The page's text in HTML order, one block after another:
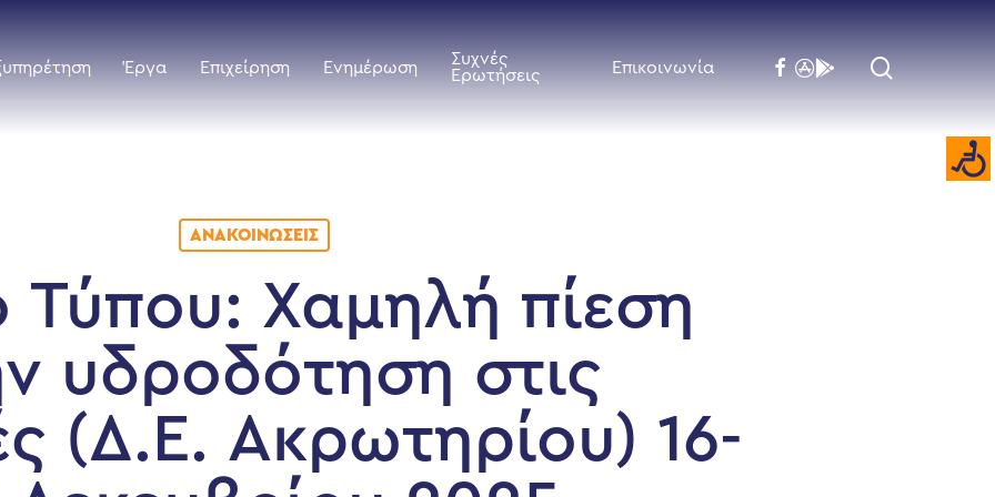
Έργα Επιχείρηση Ενημέρωση
Συχνές
Ερωτήσεις
Επικοινωνία facebook
flickrbehance
ΑΝΑΚΟΙΝΏΣΕΙΣ
Τύπου: Χαμηλή πίεση
υδροδότηση στις
(Δ.Ε. Ακρωτηρίου) 16-